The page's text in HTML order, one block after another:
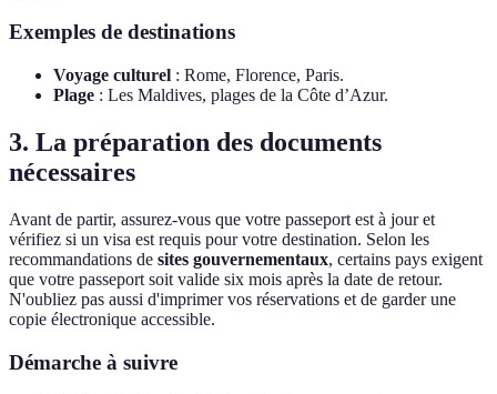
Exemples de destinations
Voyage culturel : Rome, Florence, Paris.
Plage : Les Maldives, plages de la Côte d’Azur.
3. La préparation des documents
nécessaires
Avant de partir, assurez-vous que votre passeport est à jour et
vérifiez si un visa est requis pour votre destination. Selon les
recommandations de sites gouvernementaux, certains pays exigent
que votre passeport soit valide six mois après la date de retour.
N'oubliez pas aussi d'imprimer vos réservations et de garder une
copie électronique accessible.
Démarche à suivre